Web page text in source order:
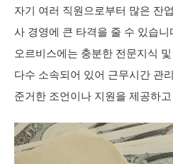
자기 여러 직원으로부터 많은 잔
사 경영에 큰 타격을 줄 수 있습니
오르비스에는 충분한 전문지식
다수 소속되어 있어 근무시간 관
준거한 조언이나 지원을 제공하